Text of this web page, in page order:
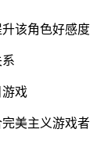
该角色好感度
游戏
美主义游戏者